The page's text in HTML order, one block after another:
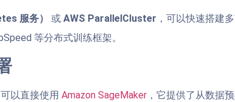
服务） 或 AWS ParallelCluster ，可以快速搭建
等分布式训练框架。
以直接使用 Amazon SageMaker ，它提供了从数据